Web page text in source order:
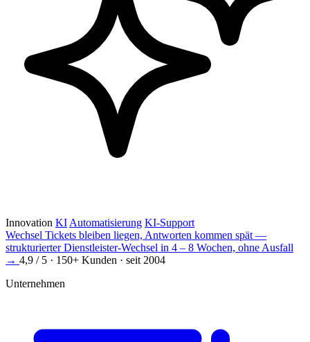
Innovation KI Automatisierung KI-Support
Wechsel Tickets bleiben liegen, Antworten kommen spät —
strukturierter Dienstleister-Wechsel in 4 – 8 Wochen, ohne Ausfall
→ 4,9 / 5 · 150+ Kunden · seit 2004
Unternehmen